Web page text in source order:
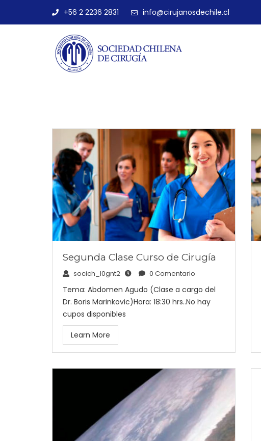
+56 2 2236 2831 info@cirujanosdechile.cl
Segunda Clase Curso de Cirugía
socich_l0gnt2 0 Comentario
Tema: Abdomen Agudo (Clase a cargo del
Dr. Boris Marinkovic)Hora: 18:30 hrs..No hay
cupos disponibles
Learn More